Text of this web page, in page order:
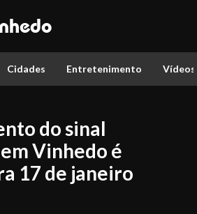
Cidades Entretenimento Vídeos
do sinal
Vinhedo é
17 de janeiro